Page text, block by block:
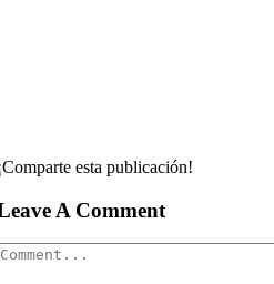
esta publicación!
A Comment